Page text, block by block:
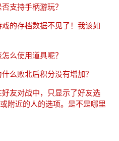
支持手柄游玩？
戏的存档数据不见了！我该如
么使用道具呢？
什么败北后积分没有增加？
好友对战中，只显示了好友选
附近的人的选项。是不是哪里